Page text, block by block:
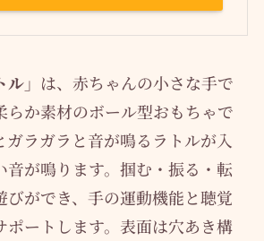
」 は、赤ちゃんの小さな手で
らか素材のボール型おもちゃで
ガラガラと音が鳴るラトルが入
音が鳴ります。掴む・振る・転
びができ、手の運動機能と聴覚
ポートします。表面は穴あき構